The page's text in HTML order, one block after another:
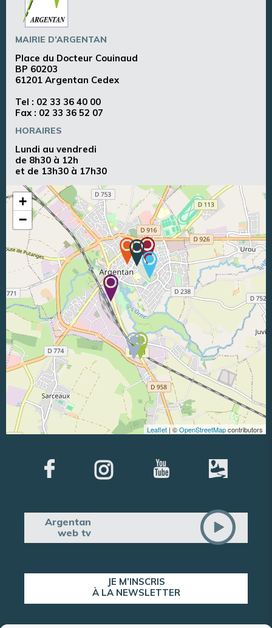
MAIRIE D’ARGENTAN
Place du Docteur Couinaud
BP 60203
61201 Argentan Cedex
Tel : 02 33 36 40 00
Fax : 02 33 36 52 07
HORAIRES
Lundi au vendredi
de 8h30 à 12h
et de 13h30 à 17h30
+
−
Leaflet | ©OpenStreetMapcontributors
Argentan
web tv
JE M’INSCRIS
À LA NEWSLETTER